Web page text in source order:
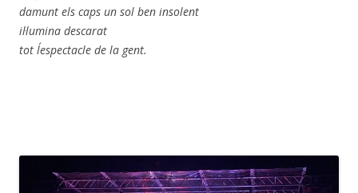
damunt els caps un sol ben insolent
il·lumina descarat
tot l´espectacle de la gent.